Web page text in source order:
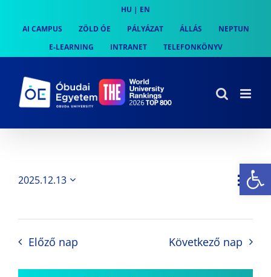
content
HU | EN
AI CAMPUS
ZÖLD ÓE PÁLYÁZAT ÁLLÁS
NEPTUN
E-LEARNING
INTRANET TELEFONKÖNYV
Nap
2025.12.13
Előző nap Következő nap